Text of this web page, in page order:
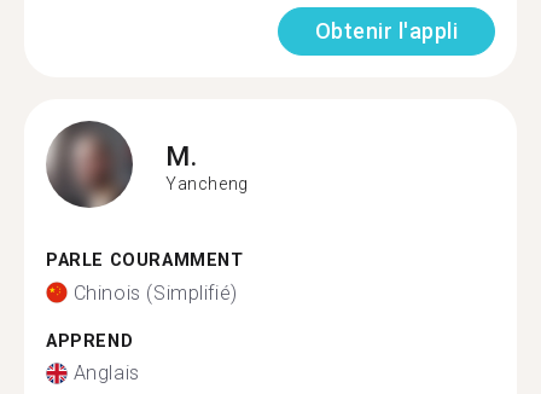
Obtenir l'appli
M.
Yancheng
PARLE COURAMMENT
Chinois (Simplifié)
APPREND
Anglais